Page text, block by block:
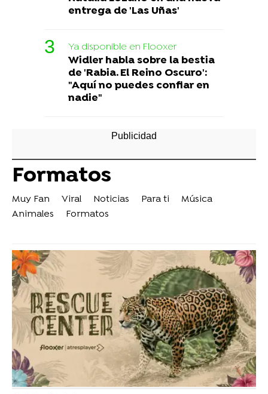
entrega de 'Las Uñas'
Ya disponible en Flooxer
Widler habla sobre la bestia
de 'Rabia. El Reino Oscuro':
"Aquí no puedes confiar en
nadie"
Formatos
Muy Fan Viral Noticias Para ti
Música
Animales
Formatos